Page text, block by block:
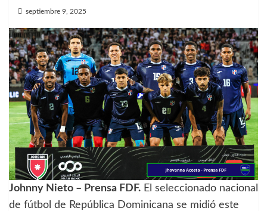
septiembre 9, 2025
Johnny Nieto – Prensa FDF. El seleccionado nacional
de fútbol de República Dominicana se midió este